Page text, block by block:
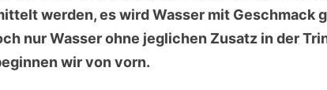
werden, es wird Wasser mit Geschmack
nur Wasser ohne jeglichen Zusatz in der
wir von vorn.